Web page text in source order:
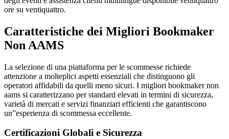
ore su ventiquattro.
Caratteristiche dei Migliori Bookmaker
Non AAMS
La selezione di una piattaforma per le scommesse richiede
attenzione a molteplici aspetti essenziali che distinguono gli
operatori affidabili da quelli meno sicuri. I migliori bookmaker non
aams si caratterizzano per standard elevati in termini di sicurezza,
varietà di mercati e servizi finanziari efficienti che garantiscono
un”esperienza di scommessa eccellente.
Certificazioni Globali e Sicurezza